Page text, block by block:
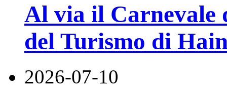
Al via il Carnevale
del Turismo di
2026-07-10